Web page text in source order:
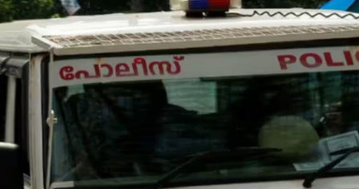
ചിന്തിക്കുന്നു. അത് തീരുമാനമായി കൈക്കൊള്ളുന്നു.
മൂന്നോ നാലോ പേരോട് മാത്രം ആലോചിച്ചാണ്
ഇന്ത്യയുടെ ചരിത്രത്തിലെ വലിയൊരു സാമ്പത്തിക
തീരുമാനം കൈക്കൊണ്ടത്. യാതൊരു ആസൂത്രണവും
ഉണ്ടായിരുന്നില്ല. ഈ ദിവസങ്ങളില്‍ അദ്ദേഹം മറ്റൊരു
തലത്തിലാണ്. സുപ്പര്‍ പ്രധാനമന്ത്രി എന്നൊന്നും
വിശേഷിപ്പിച്ചാല്‍ പോര, പുതിയ പദം തന്നെ
കണ്ടെത്തണം” രാഹുല്‍ പറഞ്ഞു.